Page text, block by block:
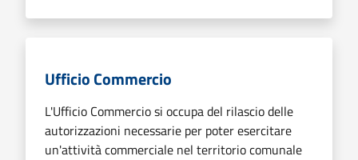
Ufficio Commercio
L'Ufficio Commercio si occupa del rilascio delle
autorizzazioni necessarie per poter esercitare
un'attività commerciale nel territorio comunale